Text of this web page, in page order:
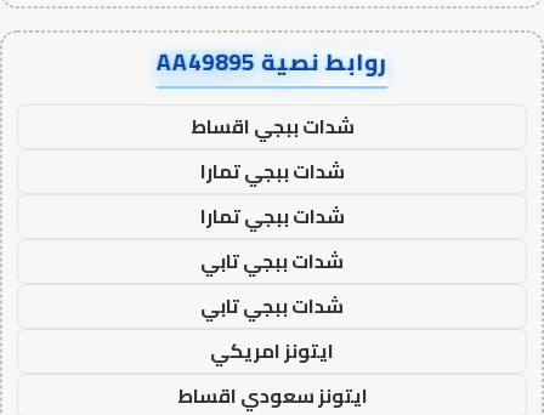
روابط نصية AA49895
شدات ببجي اقساط
شدات ببجي تمارا
شدات ببجي تمارا
شدات ببجي تابي
شدات ببجي تابي
ايتونز امريكي
ايتونز سعودي اقساط